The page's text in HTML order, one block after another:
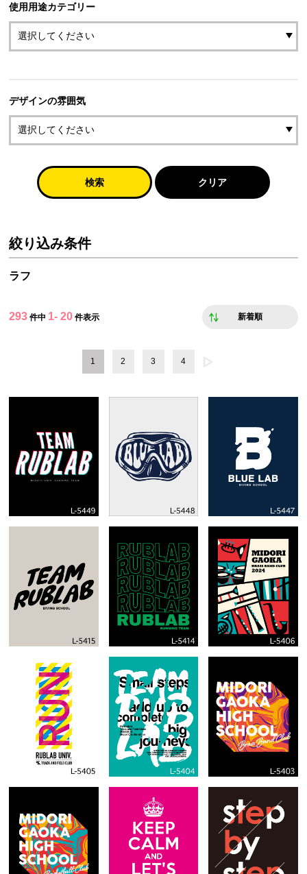
使用用途カテゴリー
デザインの雰囲気
検索 クリア
絞り込み条件
ラフ
293 件中 1- 20 件表示 新着順
1 2 3 4